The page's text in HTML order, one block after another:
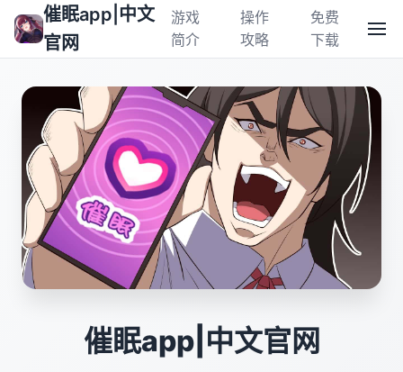
催眠app|中文
官网
游戏
简介
操作
攻略
免费
下载
催眠app|中文官网